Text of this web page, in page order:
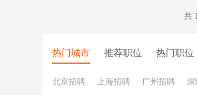
共
热门城市 推荐职位 热门职位
北京招聘 上海招聘 广州招聘 深